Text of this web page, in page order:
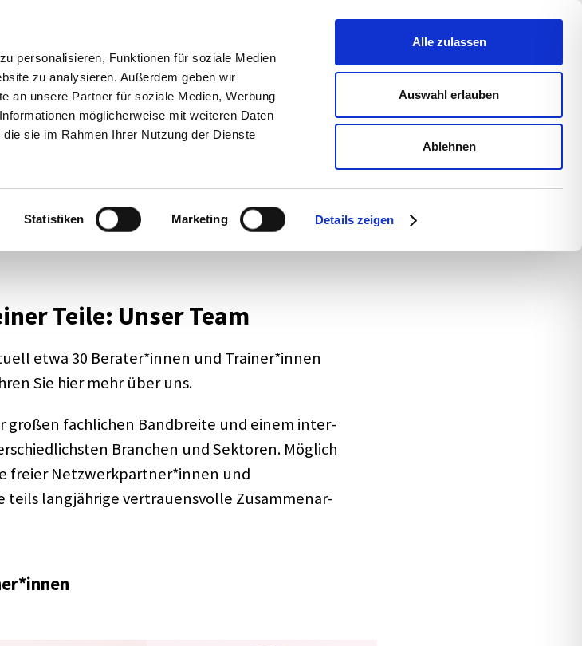
personalisieren, Funktionen für soziale Medien
zu analysieren. Außerdem geben wir
an unsere Partner für soziale Medien, Werbung
möglicherweise mit weiteren Daten
sie im Rahmen Ihrer Nutzung der Dienste
Statistiken Marketing Details zeigen
Alle zulassen
Auswahl erlauben
Ablehnen
Teile: Unser Team
etwa 30 Berater*innen und Trainer*innen
Sie hier mehr über uns.
großen fach­li­chen Band­breite und einem inter­
Bran­chen und Sekto­ren. Möglich
freier Netzwerkpartner*innen und
teils lang­jäh­rige vertrau­ens­volle Zusam­men­ar­